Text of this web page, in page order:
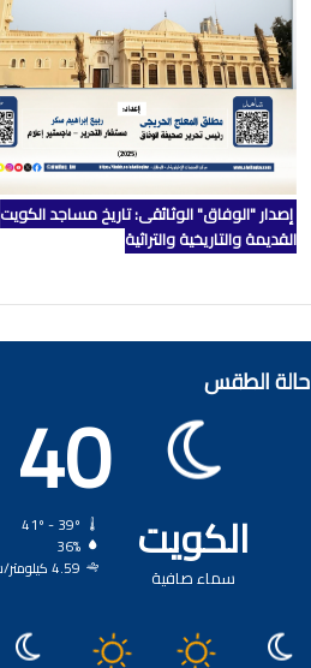
إصدار "الوفاق" الوثائقي: تاريخ مساجد الكويت
القديمة والتاريخية والتراثية
حالة الطقس
الكويت
سماء صافية
40
36%
4.59 كيلومتر/ساعة